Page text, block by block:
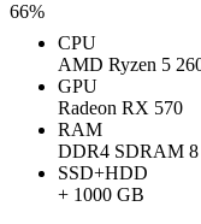
66%
CPU
AMD Ryzen 5
GPU
Radeon RX 570
RAM
DDR4 SDRAM
SSD+HDD
+ 1000 GB